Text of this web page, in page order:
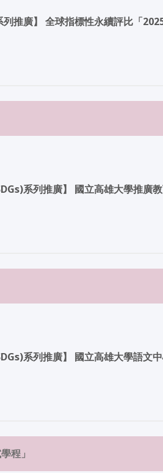
列推廣】 全球指標性永續評比「
系列推廣】 國立高雄大學推廣
系列推廣】 國立高雄大學語文
程」